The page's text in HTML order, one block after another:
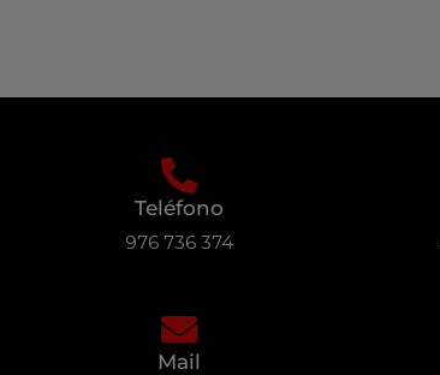
Teléfono
976 736 374
Mail